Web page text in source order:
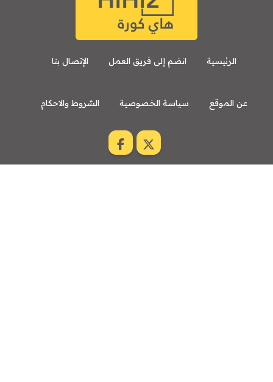
الرئيسية انضم إلى فريق العمل الإتصال بنا
عن الموقع سياسة الخصوصية الشروط والاحكام